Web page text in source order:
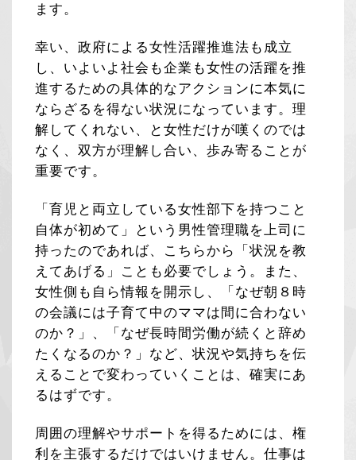
ます。
幸い、政府による女性活躍推進法も成立
し、いよいよ社会も企業も女性の活躍を推
進するための具体的なアクションに本気に
ならざるを得ない状況になっています。理
解してくれない、と女性だけが嘆くのでは
なく、双方が理解し合い、歩み寄ることが
重要です。
「育児と両立している女性部下を持つこと
自体が初めて」という男性管理職を上司に
持ったのであれば、こちらから「状況を教
えてあげる」ことも必要でしょう。また、
女性側も自ら情報を開示し、「なぜ朝８時
の会議には子育て中のママは間に合わない
のか？」、「なぜ長時間労働が続くと辞め
たくなるのか？」など、状況や気持ちを伝
えることで変わっていくことは、確実にあ
るはずです。
周囲の理解やサポートを得るためには、権
利を主張するだけではいけません。仕事は